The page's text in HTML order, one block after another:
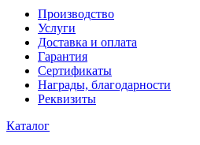
Производство
Услуги
Доставка и оплата
Гарантия
Сертификаты
Награды, благодарности
Реквизиты
Каталог